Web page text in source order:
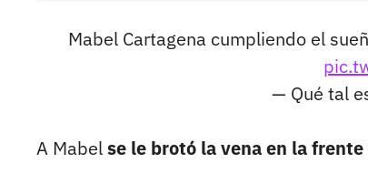
Mabel Cartagena cumpliendo el
— Qué tal
A Mabelse le brotó la vena en la